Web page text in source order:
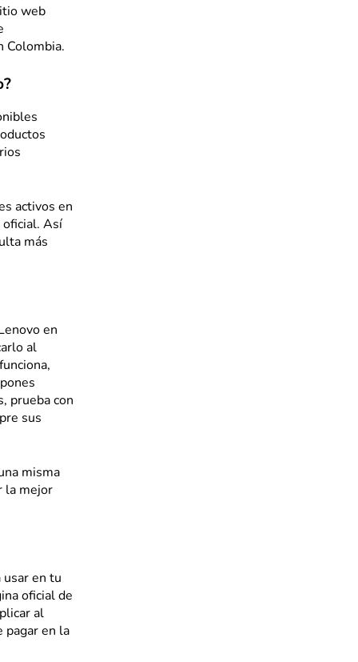
web
Colombia.
activos en
oficial. Así
más
en
al
prueba con
sus
misma
la mejor
en tu
oficial de
al
pagar en la